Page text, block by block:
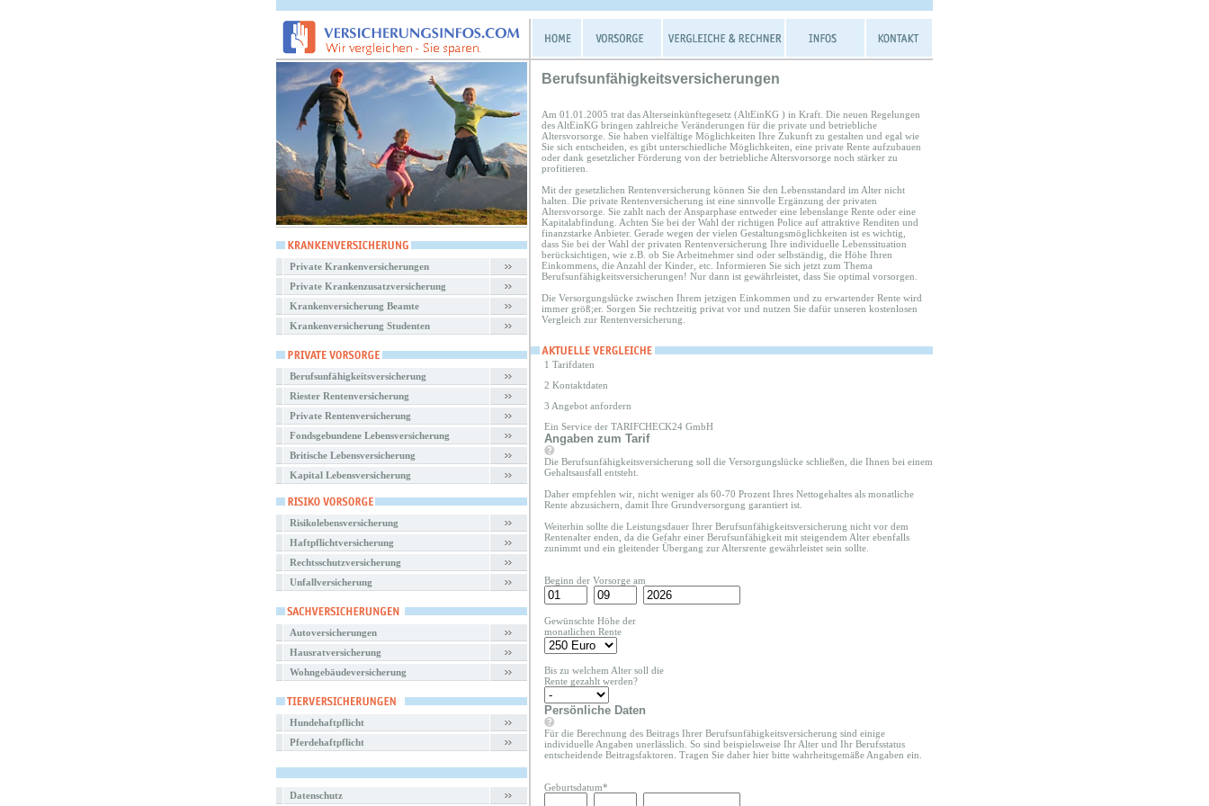
Private Krankenversicherungen
Private Krankenzusatzversicherung
Krankenversicherung Beamte
Krankenversicherung Studenten
Berufsunfähigkeitsversicherung
Riester Rentenversicherung
Private Rentenversicherung
Fondsgebundene Lebensversicherung
Britische Lebensversicherung
Kapital Lebensversicherung
Risikolebensversicherung
Haftpflichtversicherung
Rechtsschutzversicherung
Unfallversicherung
Autoversicherungen
Hausratversicherung
Wohngebäudeversicherung
Hundehaftpflicht
Pferdehaftpflicht
Datenschutz
Berufsunfähigkeitsversicherungen
Am 01.01.2005 trat das Alterseinkünftegesetz (AltEinKG ) in Kraft. Die neuen Regelungen
des AltEinKG bringen zahlreiche Veränderungen für die private und betriebliche
Altersvorsorge. Sie haben vielfältige Möglichkeiten Ihre Zukunft zu gestalten und egal wie
Sie sich entscheiden, es gibt unterschiedliche Möglichkeiten, eine private Rente aufzubauen
oder dank gesetzlicher Förderung von der betriebliche Altersvorsorge noch stärker zu
profitieren.
Mit der gesetzlichen Rentenversicherung können Sie den Lebensstandard im Alter nicht
halten. Die private Rentenversicherung ist eine sinnvolle Ergänzung der privaten
Altersvorsorge. Sie zahlt nach der Ansparphase entweder eine lebenslange Rente oder eine
Kapitalabfindung. Achten Sie bei der Wahl der richtigen Police auf attraktive Renditen und
finanzstarke Anbieter. Gerade wegen der vielen Gestaltungsmöglichkeiten ist es wichtig,
dass Sie bei der Wahl der privaten Rentenversicherung Ihre individuelle Lebenssituation
berücksichtigen, wie z.B. ob Sie Arbeitnehmer sind oder selbständig, die Höhe Ihren
Einkommens, die Anzahl der Kinder, etc. Informieren Sie sich jetzt zum Thema
Berufsunfähigkeitsversicherungen! Nur dann ist gewährleistet, dass Sie optimal vorsorgen.
Die Versorgungslücke zwischen Ihrem jetzigen Einkommen und zu erwartender Rente wird
immer größ;er. Sorgen Sie rechtzeitig privat vor und nutzen Sie dafür unseren kostenlosen
Vergleich zur Rentenversicherung.
1 Tarifdaten
2 Kontaktdaten
3 Angebot anfordern
Ein Service der TARIFCHECK24 GmbH
Angaben zum Tarif
Die Berufsunfähigkeitsversicherung soll die Versorgungslücke schließen, die Ihnen bei einem
Gehaltsausfall entsteht.
Daher empfehlen wir, nicht weniger als 60-70 Prozent Ihres Nettogehaltes als monatliche
Rente abzusichern, damit Ihre Grundversorgung garantiert ist.
Weiterhin sollte die Leistungsdauer Ihrer Berufsunfähigkeitsversicherung nicht vor dem
Rentenalter enden, da die Gefahr einer Berufsunfähigkeit mit steigendem Alter ebenfalls
zunimmt und ein gleitender Übergang zur Altersrente gewährleistet sein sollte.
Beginn der Vorsorge am
Gewünschte Höhe der
monatlichen Rente
Bis zu welchem Alter soll die
Rente gezahlt werden?
Persönliche Daten
Für die Berechnung des Beitrags Ihrer Berufsunfähigkeitsversicherung sind einige
individuelle Angaben unerlässlich. So sind beispielsweise Ihr Alter und Ihr Berufsstatus
entscheidende Beitragsfaktoren. Tragen Sie daher hier bitte wahrheitsgemäße Angaben ein.
Geburtsdatum*